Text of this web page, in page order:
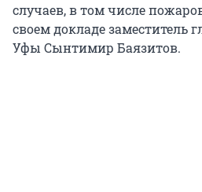
случаев, в том числе
своем докладе заместитель
Уфы Сынтимир Баязитов.